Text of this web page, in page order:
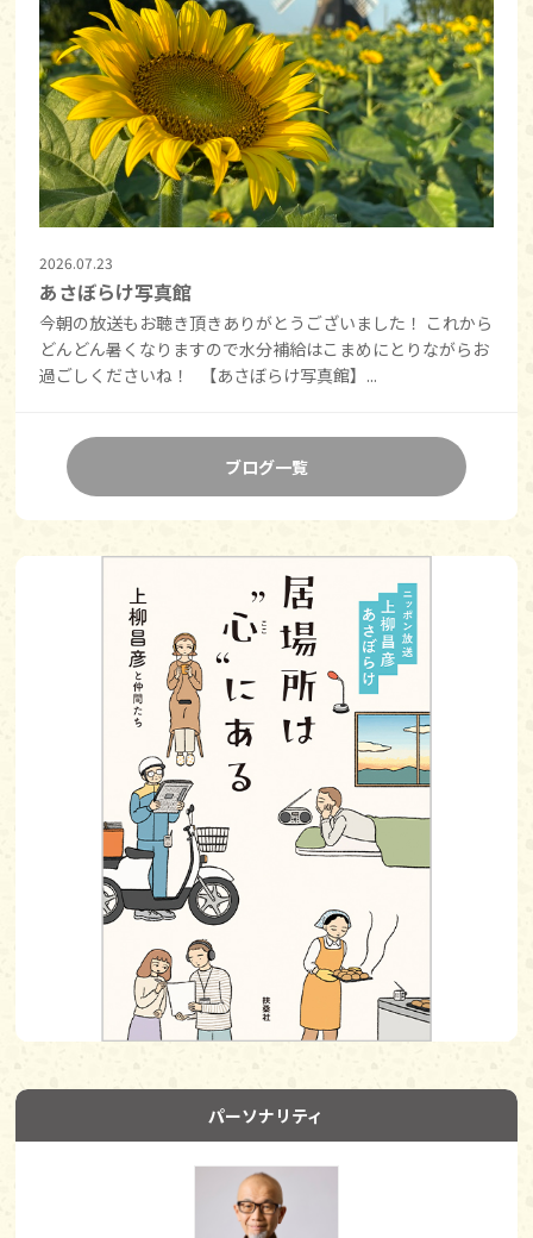
2026.07.23
あさぼらけ写真館
今朝の放送もお聴き頂きありがとうございました！ これから
どんどん暑くなりますので水分補給はこまめにとりながらお
過ごしくださいね！ 【あさぼらけ写真館】...
ブログ一覧
パーソナリティ